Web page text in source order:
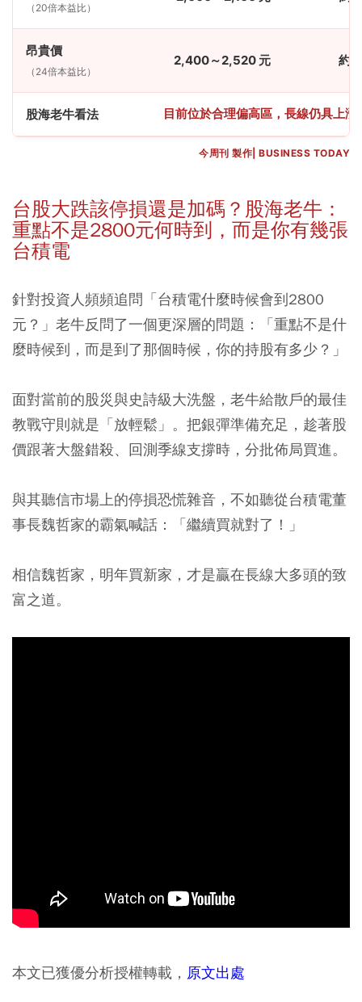
（20倍本益比）
昂貴價
（24倍本益比）
2,400～2,520 元 約
股海老牛看法 目前位於合理偏高區，長線仍具上漲
今周刊 製作| BUSINESS TODAY
台股大跌該停損還是加碼？股海老牛：
重點不是2800元何時到，而是你有幾張
台積電
針對投資人頻頻追問「台積電什麼時候會到2800
元？」老牛反問了一個更深層的問題：「重點不是什
麼時候到，而是到了那個時候，你的持股有多少？」
面對當前的股災與史詩級大洗盤，老牛給散戶的最佳
教戰守則就是「放輕鬆」。把銀彈準備充足，趁著股
價跟著大盤錯殺、回測季線支撐時，分批佈局買進。
與其聽信市場上的停損恐慌雜音，不如聽從台積電董
事長魏哲家的霸氣喊話：「繼續買就對了！」
相信魏哲家，明年買新家，才是贏在長線大多頭的致
富之道。
本文已獲優分析授權轉載， 原文出處